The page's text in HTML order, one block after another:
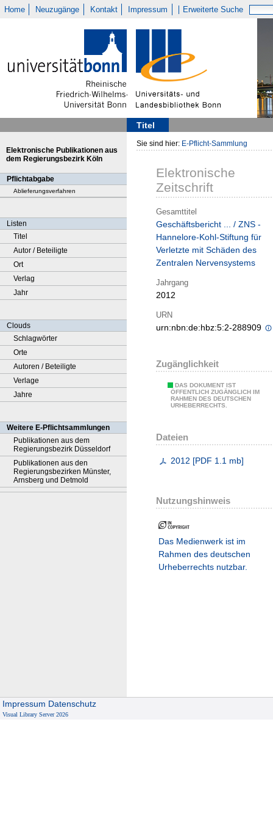
Home Neuzugänge Kontakt Impressum Erweiterte Suche
Titel
Elektronische Publikationen aus
dem Regierungsbezirk Köln
Pflichtabgabe
Ablieferungsverfahren
Listen
Titel
Autor / Beteiligte
Ort
Verlag
Jahr
Clouds
Schlagwörter
Orte
Autoren / Beteiligte
Verlage
Jahre
Weitere E-Pflichtsammlungen
Publikationen aus dem
Regierungsbezirk Düsseldorf
Publikationen aus den
Regierungsbezirken Münster,
Arnsberg und Detmold
Sie sind hier: E-Pflicht-Sammlung
Elektronische
Zeitschrift
Gesamttitel
Geschäftsbericht ... / ZNS -
Hannelore-Kohl-Stiftung für
Verletzte mit Schäden des
Zentralen Nervensystems
Jahrgang
2012
URN
urn:nbn:de:hbz:5:2-288909
Zugänglichkeit
DAS DOKUMENT IST
ÖFFENTLICH ZUGÄNGLICH IM
RAHMEN DES DEUTSCHEN
URHEBERRECHTS.
Dateien
2012 [PDF 1.1 mb]
Nutzungshinweis
Das Medienwerk ist im
Rahmen des deutschen
Urheberrechts nutzbar.
Impressum Datenschutz
Visual Library Server 2026